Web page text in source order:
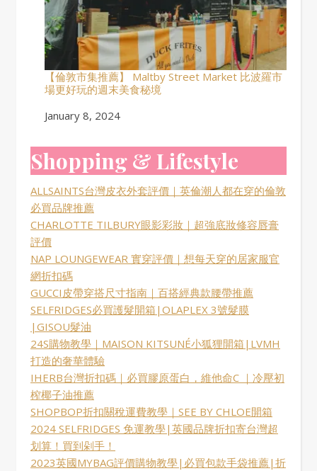
【倫敦市集推薦】 Maltby Street Market 比波羅市
場更好玩的週末美食秘境
Date
January 8, 2024
Shopping & Lifestyle
ALLSAINTS台灣皮衣外套評價｜英倫潮人都在穿的倫敦
必買品牌推薦
CHARLOTTE TILBURY眼影彩妝｜超強底妝修容唇膏
評價
NAP LOUNGEWEAR 實穿評價｜想每天穿的居家服官
網折扣碼
GUCCI皮帶穿搭尺寸指南｜百搭經典款腰帶推薦
SELFRIDGES必買護髮開箱|OLAPLEX 3號髮膜
|GISOU髮油
24S購物教學｜MAISON KITSUNÉ小狐狸開箱|LVMH
打造的奢華體驗
IHERB台灣折扣碼｜必買膠原蛋白，維他命C ｜冷壓初
榨椰子油推薦
SHOPBOP折扣關稅運費教學｜SEE BY CHLOE開箱
2024 SELFRIDGES 免運教學|英國品牌折扣寄台灣超
划算！買到剁手！
2023英國MYBAG評價購物教學|必買包款手袋推薦|折